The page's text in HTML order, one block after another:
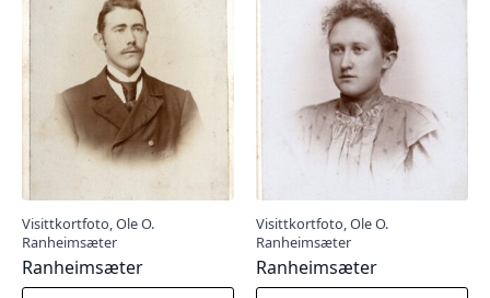
Visittkortfoto, Ole O.
Ranheimsæter
Ranheimsæter
Visittkortfoto, Ole O.
Ranheimsæter
Ranheimsæter